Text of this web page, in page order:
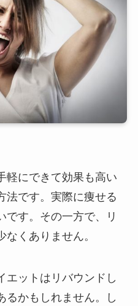
軽にできて効果も高い
法です。実際に痩せる
です。その一方で、リ
くありません。
エットはリバウンドし
るかもしれません。し